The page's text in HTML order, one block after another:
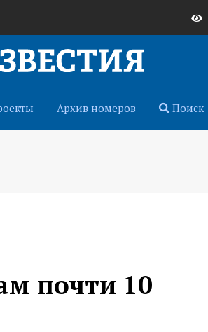
Архив номеров Поиск
почти 10